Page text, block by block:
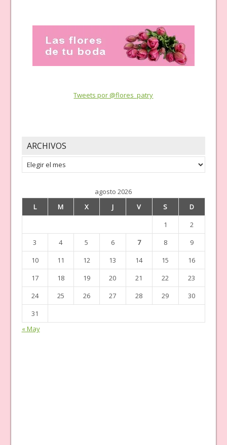
Tweets por @flores_patry
ARCHIVOS
Archivos
agosto 2026
L
M X J V S
D
1
2
3
4 5 6 7 8
9
10
11 12 13 14 15
16
17
18 19 20 21 22
23
24
25 26 27 28 29
30
31
« May